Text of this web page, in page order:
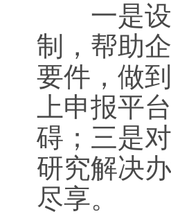
一是设
制，帮助
要件，做
上申报平
碍；三是
研究解决
尽享。